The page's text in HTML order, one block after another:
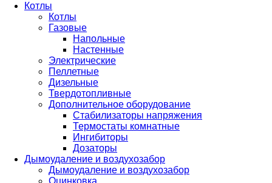
Котлы
Котлы
Газовые
Напольные
Настенные
Электрические
Пеллетные
Дизельные
Твердотопливные
Дополнительное оборудование
Стабилизаторы напряжения
Термостаты комнатные
Ингибиторы
Дозаторы
Дымоудаление и воздухозабор
Дымоудаление и воздухозабор